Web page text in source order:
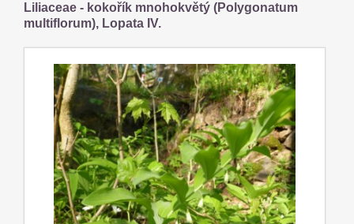
Liliaceae - kokořík mnohokvětý (Polygonatum
multiflorum), Lopata IV.